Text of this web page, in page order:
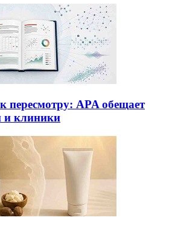
пересмотру: APA обещает
и клиники